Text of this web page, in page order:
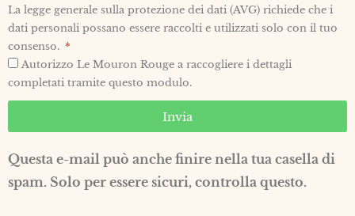
La legge generale sulla protezione dei dati (AVG) richiede che i
dati personali possano essere raccolti e utilizzati solo con il tuo
consenso.
Autorizzo Le Mouron Rouge a raccogliere i dettagli
completati tramite questo modulo.
Invia
Questa e-mail può anche finire nella tua casella di
spam. Solo per essere sicuri, controlla questo.